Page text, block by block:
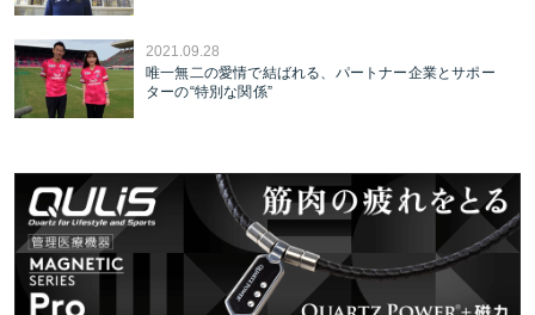
2021.09.28
唯一無二の愛情で結ばれる、パートナー企業とサポー
ターの“特別な関係”